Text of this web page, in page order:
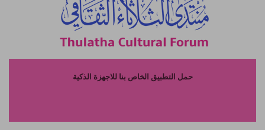
حمل التطبيق الخاص بنا للاجهزة الذكية